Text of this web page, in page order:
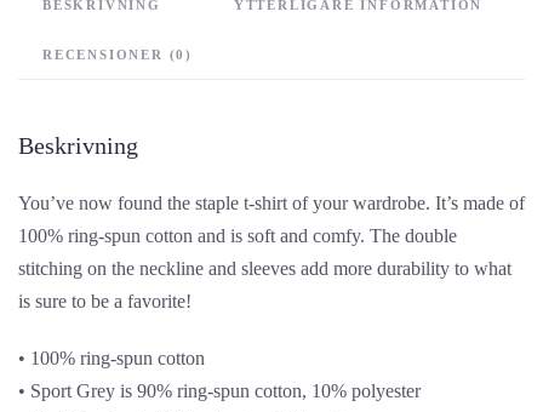
BESKRIVNING YTTERLIGARE INFORMATION
RECENSIONER (0)
Beskrivning
You’ve now found the staple t-shirt of your wardrobe. It’s made of
100% ring-spun cotton and is soft and comfy. The double
stitching on the neckline and sleeves add more durability to what
is sure to be a favorite!
• 100% ring-spun cotton
• Sport Grey is 90% ring-spun cotton, 10% polyester